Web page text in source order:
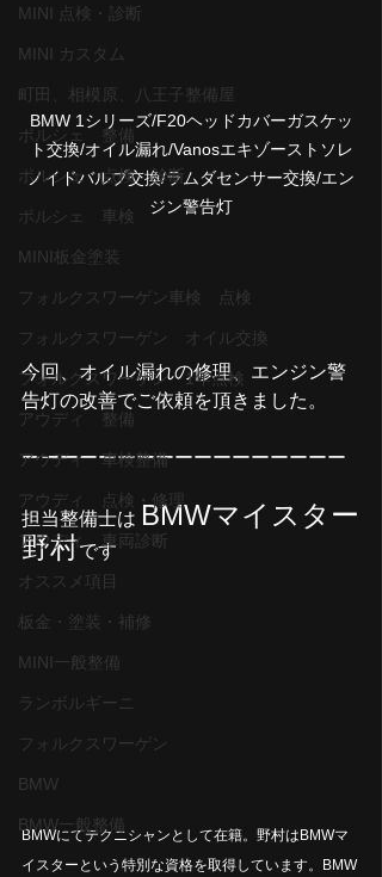
MINI 点検・診断
MINI カスタム
町田、相模原、八王子整備屋
ポルシェ 整備
ポルシェ 点検 診断
ポルシェ 車検
MINI板金塗装
フォルクスワーゲン車検 点検
フォルクスワーゲン オイル交換
フォルクスワーゲン 1年点検
アウディ 整備
アウディ 車検整備
アウディ 点検・修理
アウディ 車両診断
オススメ項目
板金・塗装・補修
MINI一般整備
ランボルギーニ
フォルクスワーゲン
BMW
BMW一般整備
BMW 1シリーズ/F20ヘッドカバーガスケッ
ト交換/オイル漏れ/Vanosエキゾーストソレ
ノイドバルブ交換/ラムダセンサー交換/エン
ジン警告灯
今回、オイル漏れの修理、エンジン警
告灯の改善でご依頼を頂きました。
ーーーーーーーーーーーーーーーーー
担当整備士は BMWマイスター
野村です
BMWにてテクニシャンとして在籍。野村はBMWマ
イスターという特別な資格を取得しています。BMW